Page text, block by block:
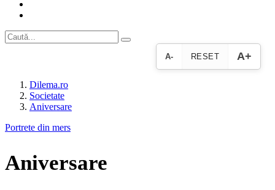
A- RESET A+
Dilema.ro
Societate
Aniversare
Portrete din mers
Aniversare